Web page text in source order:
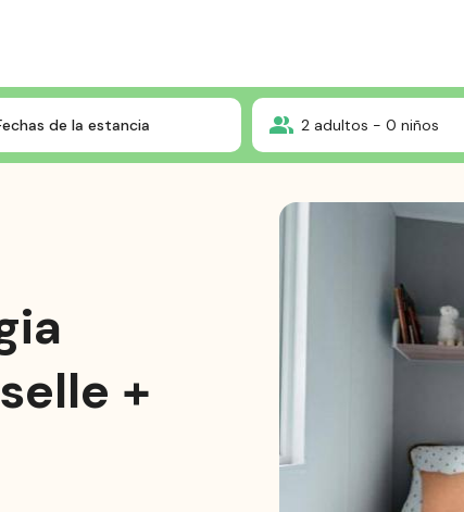
de la estancia 2adultos - 0 niños
?Mobil home Premium Loggia Bay/ lave vaisselle + Climatisation
+